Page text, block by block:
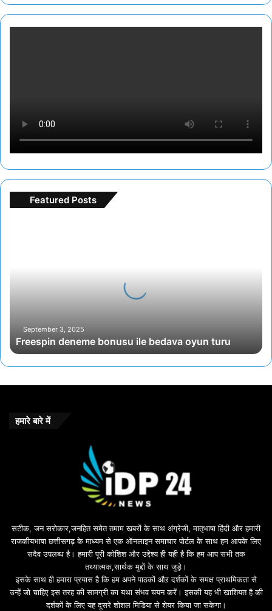
Featured Posts
September 3, 2025
Freespin deneme bonusu ile bedava oyun turu
हमारे बारे में
सटीक, जन सरोकार,जनहित समेत तमाम खबरों के साथ अंग्रेजी, मातृभाषा हिंदी और हमारी
राजकीयभाषा छत्तीसगढ़ के माध्यम से एक ऑनलाइन समाचार पोर्टल के साथ हम आपके लिए
सदैव उपलब्ध है। हमारी पूरी कोशिश और उद्देश्य ही यही है कि हम आप सभी तक
तथ्यात्मक,सार्थक मुद्दों के साथ जुड़े।
इसके साथ ही हमारा प्रयास है कि हम अपने पाठकों औऱ दर्शकों के समक्ष प्राथमिकता से
उन्हें जो चाहिए इस तरह की सामग्री का यथा संभव चयन करें। इसकी यह भी खाशियत है की
दर्शकों के लिए यह दूसरे शोशल मिडिया से शेयर किया जा सकेगा।